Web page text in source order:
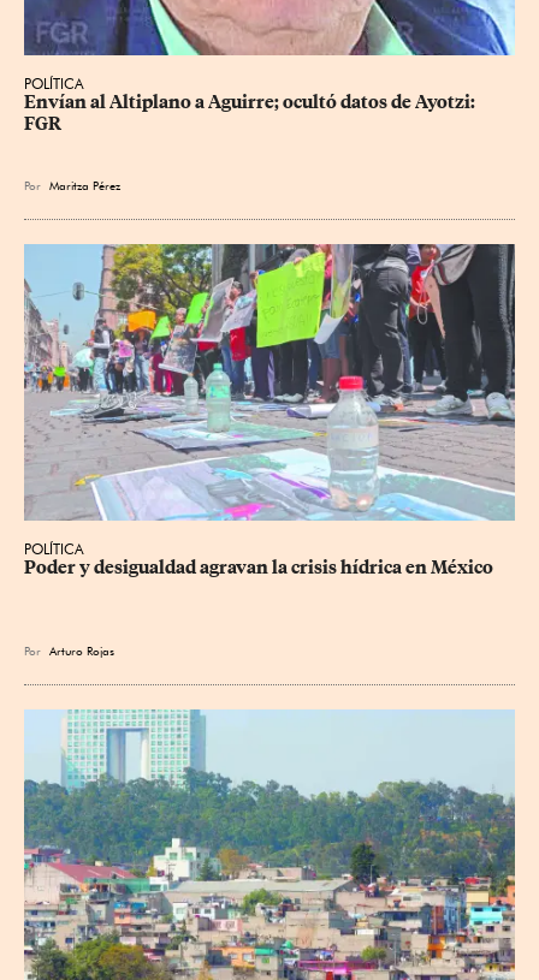
POLÍTICA
Envían al Altiplano a Aguirre; ocultó datos de Ayotzi:
FGR
Por Maritza Pérez
POLÍTICA
Poder y desigualdad agravan la crisis hídrica en México
Por Arturo Rojas